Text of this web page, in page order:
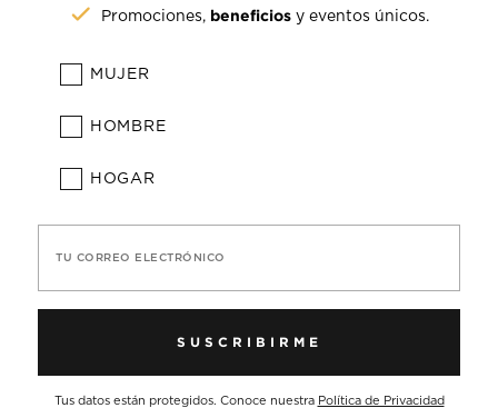
Promociones, beneficios y eventos únicos.
MUJER
HOMBRE
HOGAR
TU CORREO ELECTRÓNICO
SUSCRIBIRME
Tus datos están protegidos. Conoce nuestra Política de Privacidad